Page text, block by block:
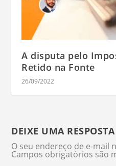
A disputa pelo
Retido na Fonte
26/09/2022
DEIXE UMA RESPOSTA
O seu endereço de e-mail
Campos obrigatórios são